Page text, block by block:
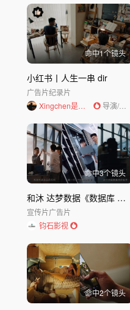
命中1个镜头
小红书丨人生一串 dir
广告片纪录片
Xingchen是导演
导演/编剧
命中3个镜头
和沐 达梦数据《数据库 当有中国之名》
宣传片广告片
钧石影视
命中2个镜头